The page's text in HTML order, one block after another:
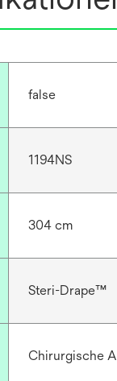
false
1194NS
304 cm
Steri-Drape™
Chirurgische